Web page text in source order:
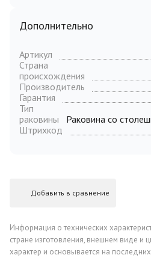
Дополнительно
Артикул
Страна
происхождения
Производитель
Гарантия
Тип
раковины
Раковина со
Штрихкод
Добавить в сравнение
Информация о технических
стране изготовления, внешнем виде и
характер и основывается на